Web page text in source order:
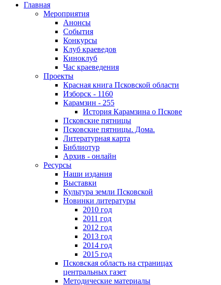
Главная
Мероприятия
Анонсы
События
Конкурсы
Клуб краеведов
Киноклуб
Час краеведения
Проекты
Красная книга Псковской области
Изборск - 1160
Карамзин - 255
История Карамзина о Пскове
Псковские пятницы
Псковские пятницы. Дома.
Литературная карта
Библиотур
Архив - онлайн
Ресурсы
Наши издания
Выставки
Культура земли Псковской
Новинки литературы
2010 год
2011 год
2012 год
2013 год
2014 год
2015 год
Псковская область на страницах
центральных газет
Методические материалы